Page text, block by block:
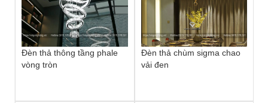
Đèn thả thông tầng phale
vòng tròn
Đèn thả chùm sigma chao
vải đen